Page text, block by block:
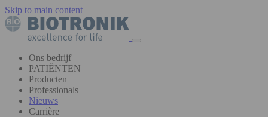
Skip to main content
Ons bedrijf
PATIËNTEN
Producten
Professionals
Nieuws
Carrière